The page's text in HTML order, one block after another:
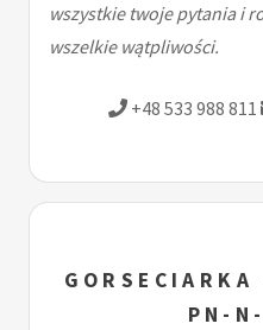
wszystkie twoje pytania i
wszelkie wątpliwości.
+48 533 988 811
PN-